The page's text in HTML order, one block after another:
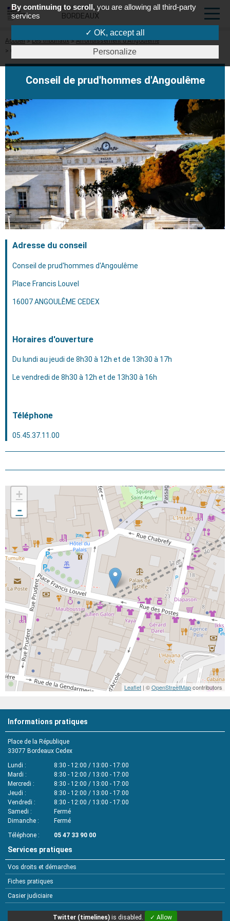
COUR D'APPEL DE
BORDEAUX
Fil
d'Ariane
Accueil Les tribunaux
Arrondissement d'Angoulême
Conseil de prud'hommes d'Angoulême
Conseil de prud'hommes d'Angoulême
Adresse du conseil
Conseil de prud'hommes d'Angoulême
Place Francis Louvel
16007 ANGOULÊME CEDEX
Horaires d'ouverture
Du lundi au jeudi de 8h30 à 12h et de 13h30 à 17h
Le vendredi de 8h30 à 12h et de 13h30 à 16h
Téléphone
05.45.37.11.00
+
-
Leaflet | ©OpenStreetMapcontributors
Informations pratiques
Place de la République
33077 Bordeaux Cedex
Lundi
8:30 - 12:00 / 13:00 - 17:00
Mardi
8:30 - 12:00 / 13:00 - 17:00
Mercredi
8:30 - 12:00 / 13:00 - 17:00
Jeudi
8:30 - 12:00 / 13:00 - 17:00
Vendredi
8:30 - 12:00 / 13:00 - 17:00
Samedi
Fermé
Dimanche
Fermé
Téléphone
05 47 33 90 00
Services pratiques
Vos droits et démarches
Fiches pratiques
Casier judiciaire
Twitter (timelines) is disabled. ✓ Allow
By continuing to scroll, you are allowing all third-party
services
✓ OK, accept all
Personalize